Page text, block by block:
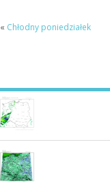
« Chłodny poniedziałek